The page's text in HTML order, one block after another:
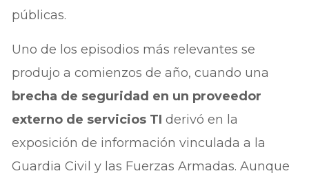
públicas.
Uno de los episodios más relevantes se
produjo a comienzos de año, cuando una
brecha de seguridad en un proveedor
externo de servicios TI derivó en la
exposición de información vinculada a la
Guardia Civil y las Fuerzas Armadas. Aunque